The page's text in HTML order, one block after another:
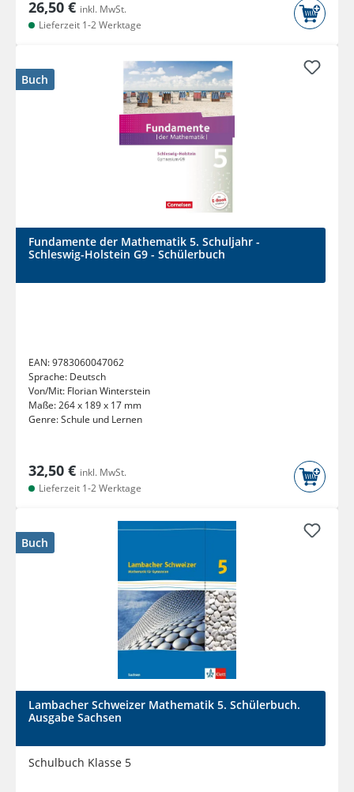
26,50 € inkl. MwSt.
Lieferzeit 1-2 Werktage
Buch
Fundamente der Mathematik 5. Schuljahr -
Schleswig-Holstein G9 - Schülerbuch
EAN:9783060047062
Sprache: Deutsch
Von/Mit: Florian Winterstein
Maße:264 x 189 x 17 mm
Genre:Schule und Lernen
32,50 € inkl. MwSt.
Lieferzeit 1-2 Werktage
Buch
Lambacher Schweizer Mathematik 5. Schülerbuch.
Ausgabe Sachsen
Schulbuch Klasse 5